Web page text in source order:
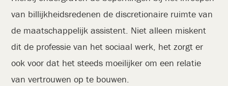
van billijkheidsredenen de discretionaire ruimte van
de maatschappelijk assistent. Niet alleen miskent
dit de professie van het sociaal werk, het zorgt er
ook voor dat het steeds moeilijker om een relatie
van vertrouwen op te bouwen.